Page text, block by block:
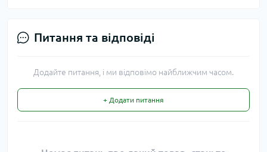
Питання та відповіді
Додайте питання, і ми відповімо найближчим часом.
+ Додати питання